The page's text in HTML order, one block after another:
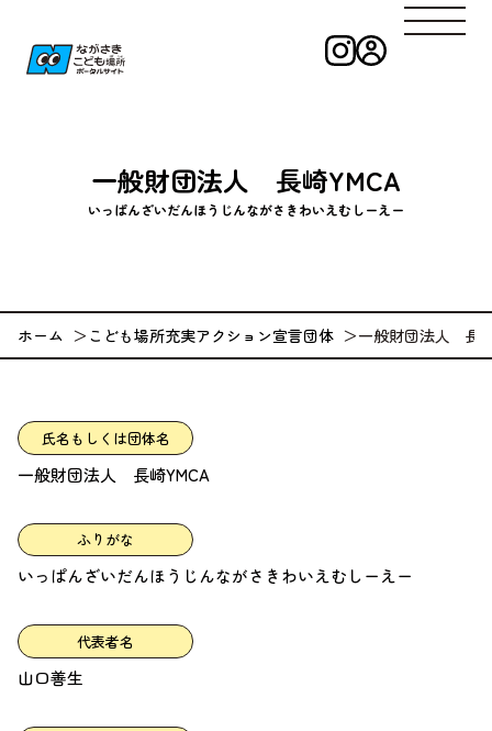
ながさきこども
一般財団法人 長崎YMCA
いっぱんざいだんほうじんながさきわいえむしーえー
ホーム こども場所充実アクション宣言団体 一般財団法人 長
氏名もしくは団体名
一般財団法人 長崎YMCA
ふりがな
いっぱんざいだんほうじんながさきわいえむしーえー
代表者名
山口善生